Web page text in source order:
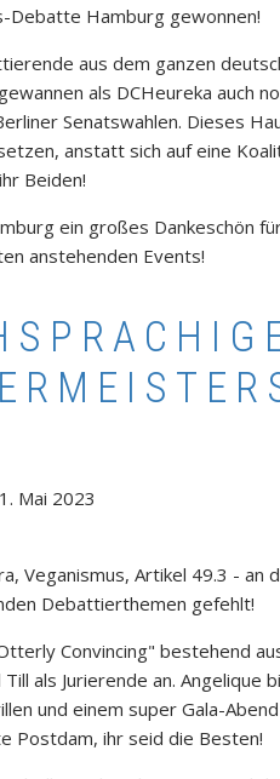
Debatte Hamburg gewonnen!
aus dem ganzen
als DCHeureka auch
Senatswahlen. Dieses
anstatt sich auf eine
Beiden!
ein großes Dankeschön
anstehenden Events!
Mai 2023
Veganismus, Artikel 49.3 - an
Debattierthemen gefehlt!
Convincing" bestehend
Till als Jurierende an.
und einem super Gala-
Postdam, ihr seid die Besten!